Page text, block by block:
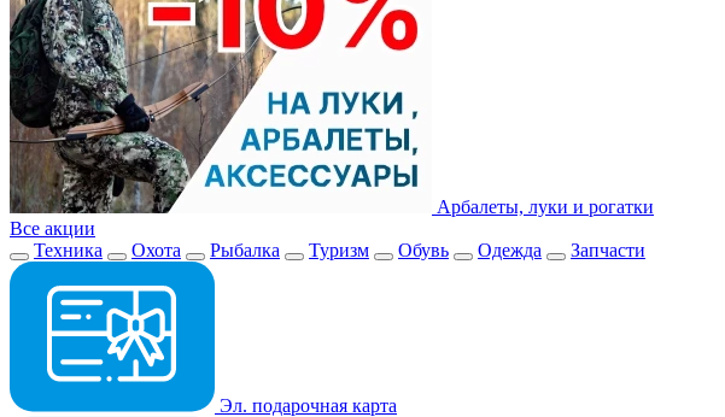
Арбалеты, луки и рогатки
Все акции
Техника
Охота Рыбалка Туризм Обувь Одежда Запчасти
Эл. подарочная карта